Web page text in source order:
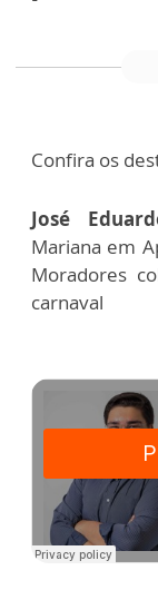
Confira os
José
Mariana em
Moradores
carnaval